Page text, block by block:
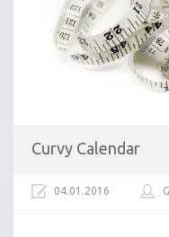
Curvy Calendar
04.01.2016